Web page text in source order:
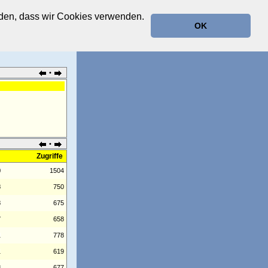
dass wir Cookies verwenden.
OK
•
•
Zugriffe
1504
750
675
658
778
619